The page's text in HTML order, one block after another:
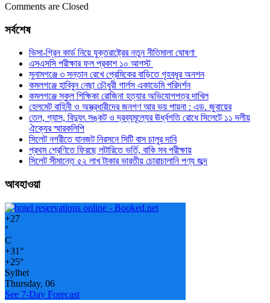
Comments are Closed
সর্বশেষ
ভিসা-গ্রিন কার্ড নিয়ে যুক্তরাষ্ট্রের নতুন নীতিমালা ঘোষণা
এসএসসি পরীক্ষার ফল প্রকাশ ১০ আগস্ট
সুনামগঞ্জে ৩ সন্তান রেখে প্রেমিকের বাড়িতে গৃহবধূর অনশন
কমলগঞ্জে হাবিবুন নেছা চৌধুরী গার্লস একাডেমি পরিদর্শন
কমলগঞ্জে স্কুল শিক্ষিকা রোজিনা হত্যার অভিযোগপত্র দাখিল
হেলমেট বাহিনী ও অস্ত্রধারীদের জনগণ আর ভয় পায়না : এড. জুবায়ের
তেল, গ্যাস, বিদ্যুৎ সঙ্কট ও দ্রব্যমূল্যের ঊর্ধ্বগতি রোধে সিলেটে ১১ দলীয়
ঐক্যের স্মারকলিপি
সিলেট নগরীতে যানজট নিরসনে সিটি বাস চালুর দাবি
প্রথম শ্রেণিতে ফিরছে লটারিতে ভর্তি, বাকি সব পরীক্ষায়
সিলেট সীমান্তে ৫২ লাখ টাকার ভারতীয় চোরাচালানি পণ্য জব্দ
আবহাওয়া
+27
°
C
+31°
+25°
Sylhet
Thursday, 06
See 7-Day Forecast